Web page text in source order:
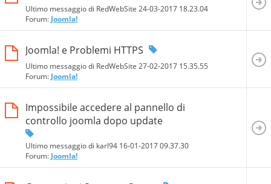
Ultimo messaggio di RedWebSite 24-03-2017 18.23.04
Forum: Joomla!
Joomla! e Problemi HTTPS
Ultimo messaggio di RedWebSite 27-02-2017 15.35.55
Forum: Joomla!
Impossibile accedere al pannello di
controllo joomla dopo update
Ultimo messaggio di karl94 16-01-201709.37.30
Forum: Joomla!